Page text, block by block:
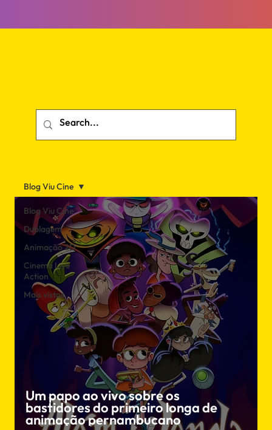
Blog Viu Cine
Dublagem
Animação 2D
Cinema Live
Action
Mais vistos
Blog Viu Cine
Um papo ao vivo sobre os
bastidores do primeiro longa de
animação pernambucano